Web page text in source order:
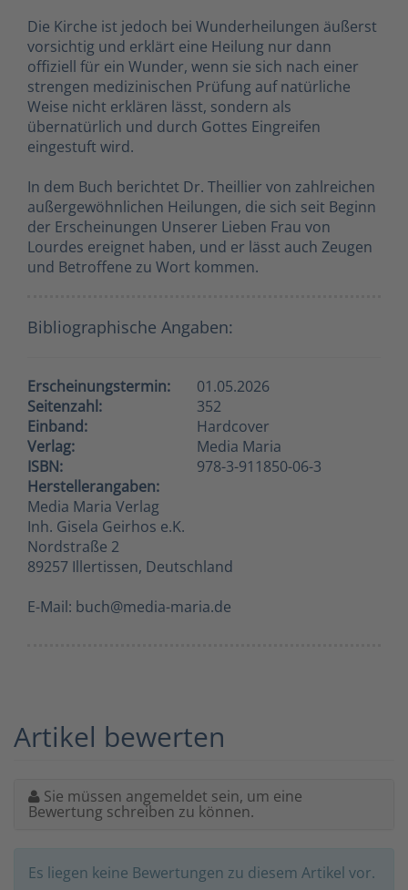
Die Kirche ist jedoch bei Wunderheilungen äußerst
vorsichtig und erklärt eine Heilung nur dann
offiziell für ein Wunder, wenn sie sich nach einer
strengen medizinischen Prüfung auf natürliche
Weise nicht erklären lässt, sondern als
übernatürlich und durch Gottes Eingreifen
eingestuft wird.
In dem Buch berichtet Dr. Theillier von zahlreichen
außergewöhnlichen Heilungen, die sich seit Beginn
der Erscheinungen Unserer Lieben Frau von
Lourdes ereignet haben, und er lässt auch Zeugen
und Betroffene zu Wort kommen.
Bibliographische Angaben:
Erscheinungstermin:
01.05.2026
Seitenzahl:
352
Einband:
Hardcover
Verlag:
Media Maria
ISBN:
978-3-911850-06-3
Herstellerangaben:
Media Maria Verlag
Inh. Gisela Geirhos e.K.
Nordstraße 2
89257 Illertissen, Deutschland
E-Mail: buch@media-maria.de
Artikel bewerten
Sie müssen angemeldet sein, um eine
Bewertung schreiben zu können.
Es liegen keine Bewertungen zu diesem Artikel vor.